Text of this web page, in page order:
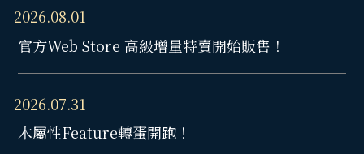
2026.08.01
官方Web Store 高級增量特賣開始販售！
2026.07.31
木屬性Feature轉蛋開跑！